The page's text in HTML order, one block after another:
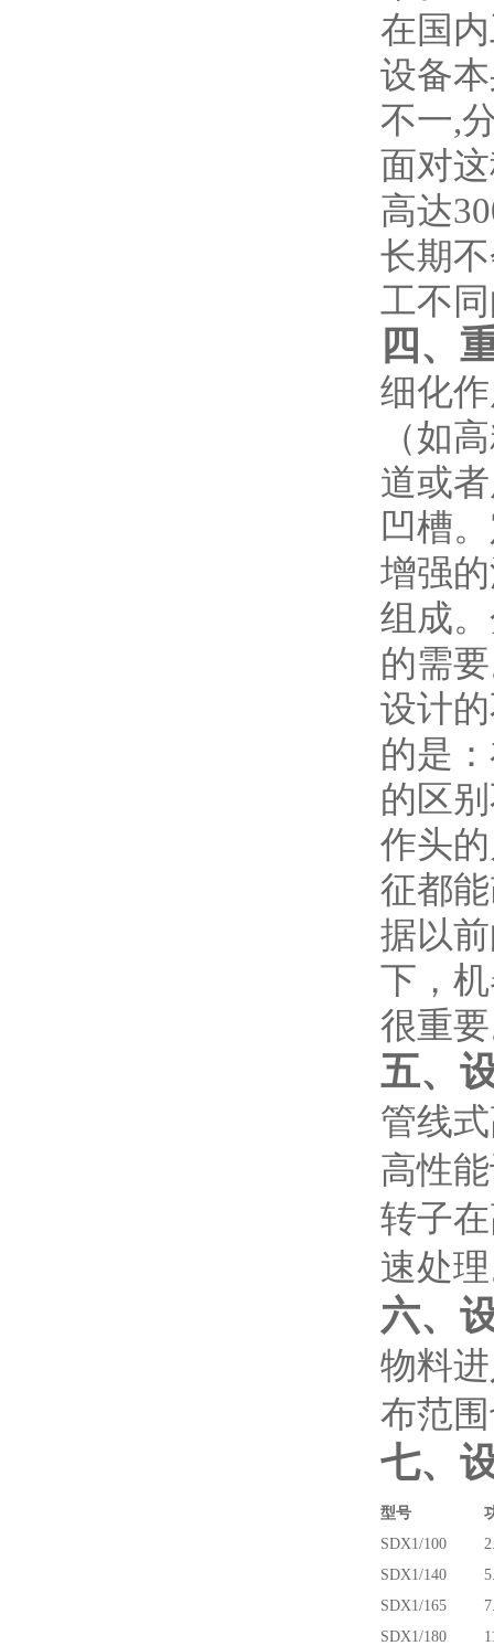
在国
设备
不一,
面对
高达
长期
工不
四、
细化
（如
道或
凹槽
增强
组成
的需
设计
的是
的区
作头
征都
据以
下，
很重
五、
管线
高性
转子
速处
六、
物料
布范
七、
型号
SDX1/100
SDX1/140
SDX1/165
SDX1/180